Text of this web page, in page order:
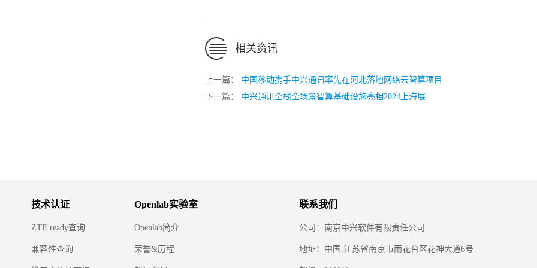
相关资讯
上一篇： 中国移动携手中兴通讯率先在河北落地网络云智算项目
下一篇： 中兴通讯全栈全场景智算基础设施亮相2024上海展
技术认证
ZTE ready查询
兼容性查询
Openlab实验室
Openlab简介
荣誉&历程
联系我们
公司：南京中兴软件有限责任公司
地址：中国.江苏省南京市雨花台区花神大道6号